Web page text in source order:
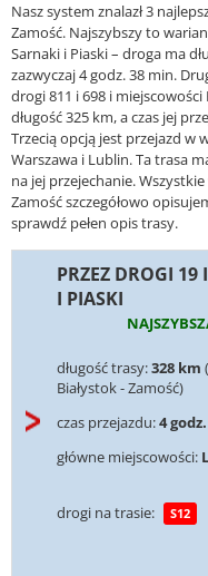
Nasz system znalazł 3
Zamość. Najszybszy to
Sarnaki i Piaski – droga ma
zazwyczaj 4 godz. 38 min.
drogi 811 i 698 i
długość 325 km, a czas jej
Trzecią opcją jest przejazd w
Warszawa i Lublin. Ta trasa
na jej przejechanie.
Zamość szczegółowo
sprawdź pełen opis trasy.
PRZEZ DROGI 19
I PIASKI
długość trasy:328 km
Białystok - Zamość)
czas przejazdu:4
główne miejscowości:
drogi na trasie: S12